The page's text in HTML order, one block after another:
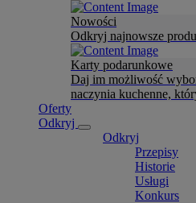
Nowości
Odkryj najnowsze
Karty podarunkowe
Daj im możliwość
naczynia kuchenne,
Oferty
Odkryj
Odkryj
Przepisy
Historie
Usługi
Konkurs